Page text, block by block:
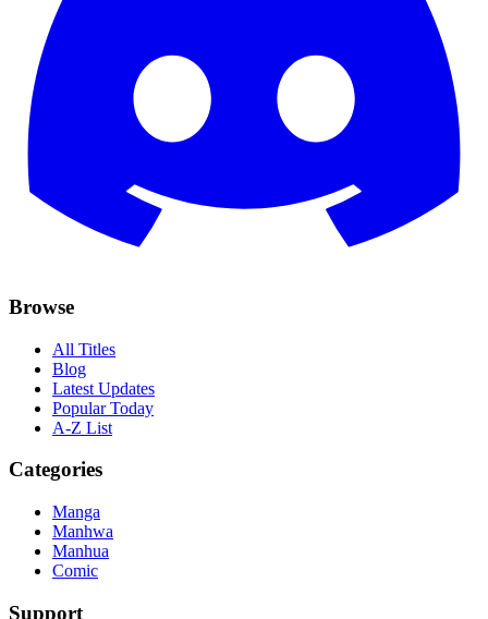
Browse
All Titles
Blog
Latest Updates
Popular Today
A-Z List
Categories
Manga
Manhwa
Manhua
Comic
Support